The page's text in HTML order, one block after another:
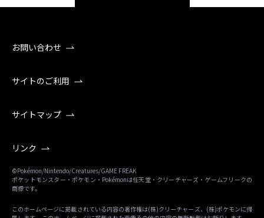
お問い合わせ
サイトのご利用
サイトマップ
リンク
©Pokémon/Nintendo/Creatures/GAME FREAK
ポケットモンスター・ポケモン・Pokémonは任天堂・クリーチャーズ・ゲームフリークの
商標です。
このホームページに掲載されている内容の著作権は(株)クリーチャーズ、(株)ポケモンに帰